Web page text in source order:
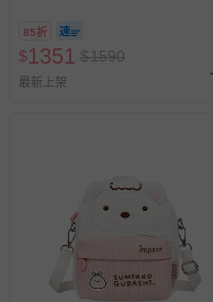
85折
$1351 $1590
最新上架